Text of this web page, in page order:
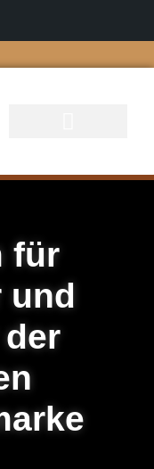
für
und